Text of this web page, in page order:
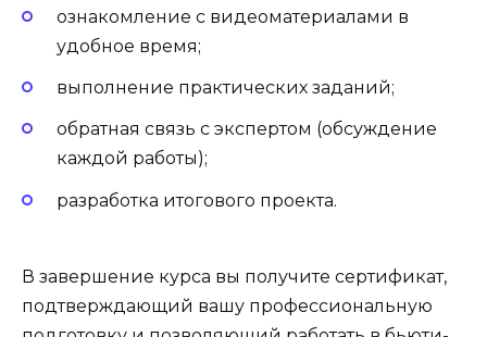
ознакомление с видеоматериалами в
удобное время;
выполнение практических заданий;
обратная связь с экспертом (обсуждение
каждой работы);
разработка итогового проекта.
В завершение курса вы получите сертификат,
подтверждающий вашу профессиональную